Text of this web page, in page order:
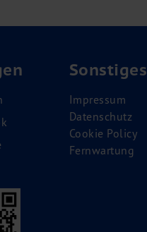
Sonstiges
Impressum
Datenschutz
Cookie Policy
Fernwartung